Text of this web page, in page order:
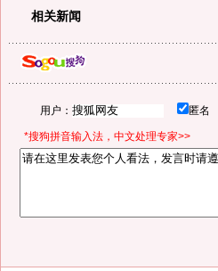
相关新闻
用户： 匿名
*搜狗拼音输入法，中文处理专家>>